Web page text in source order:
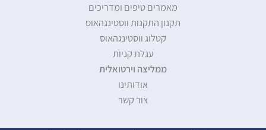
מאמרים טיפים ומדריכים
תקנון התקנות ווסטינגהאוס
קטלוג ווסטינגהאוס
עגלת קניות
ממליצה וירטואלית
אודותינו
צור קשר